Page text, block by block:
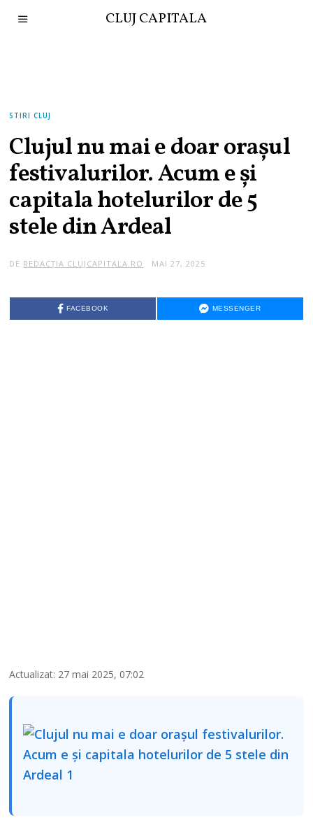
CLUJ CAPITALA
STIRI CLUJ
Clujul nu mai e doar orașul
festivalurilor. Acum e și
capitala hotelurilor de 5
stele din Ardeal
DE REDACȚIA CLUJCAPITALA.RO MAI 27, 2025
FACEBOOK MESSENGER
Actualizat: 27 mai 2025, 07:02